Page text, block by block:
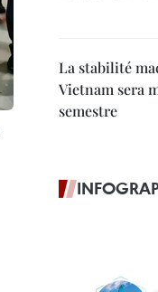
La stabilité
Vietnam sera
semestre